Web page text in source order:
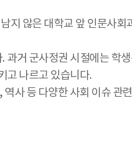
지 않은 대학교 앞 인문사회
과거 군사정권 시절에는 학
고 나르고 있습니다.
사 등 다양한 사회 이슈 관